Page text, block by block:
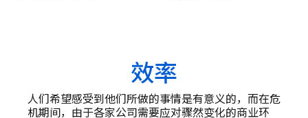
效率
人们希望感受到他们所做的事情是有意义的，而在危
机期间，由于各家公司需要应对骤然变化的商业环